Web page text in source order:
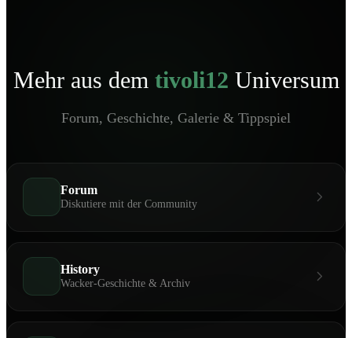
Mehr aus dem tivoli12 Universum
Forum, Geschichte, Galerie & Tippspiel
Forum
Diskutiere mit der Community
History
Wacker-Geschichte & Archiv